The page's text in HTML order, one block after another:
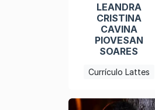
LEANDRA
CRISTINA
CAVINA
PIOVESAN
SOARES
Currículo Lattes